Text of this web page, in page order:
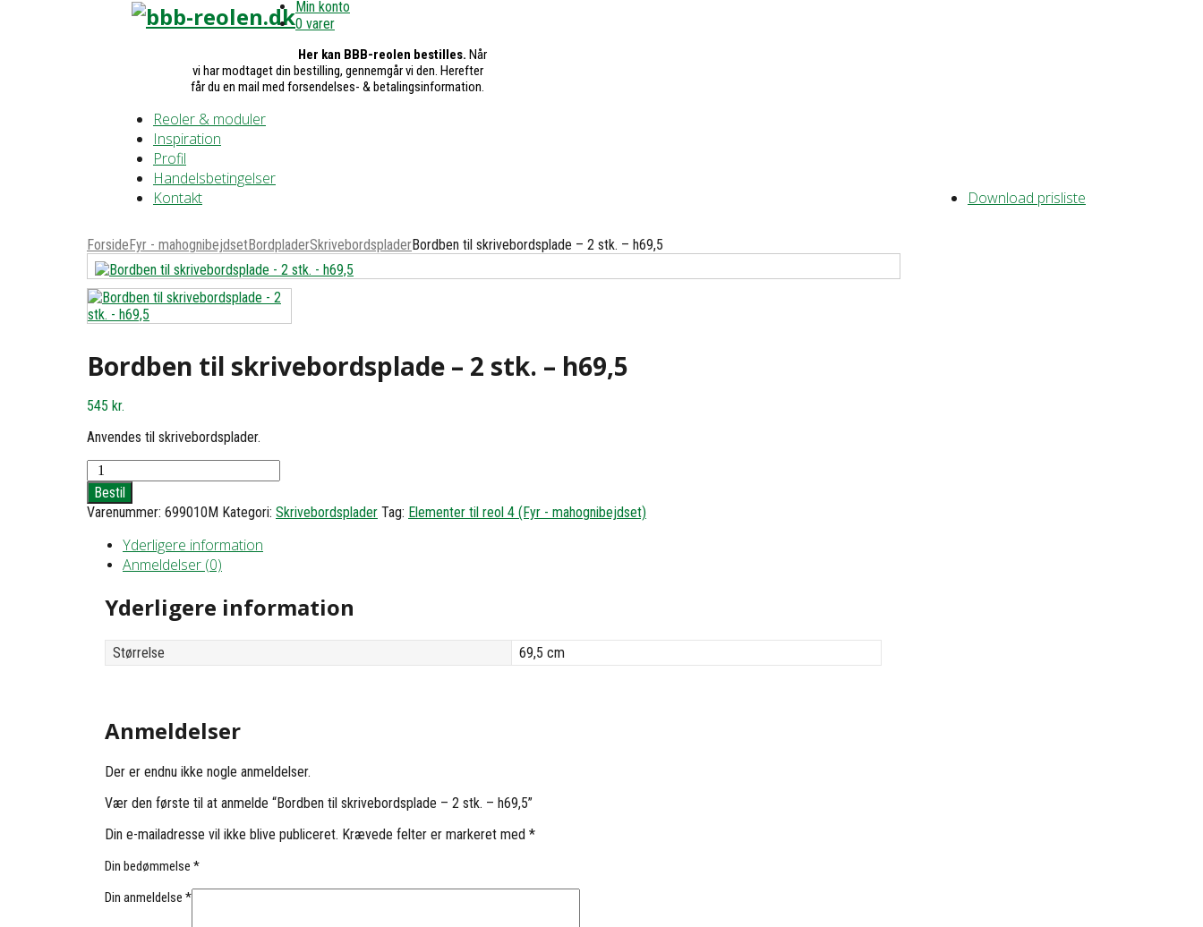
Min konto
0 varer
Her kan BBB-reolen bestilles. Når
vi har modtaget din bestilling, gennemgår vi den. Herefter
får du en mail med forsendelses- & betalingsinformation.
Reoler & moduler
Inspiration
Profil
Handelsbetingelser
Download prisliste
Kontakt
ForsideFyr - mahognibejdsetBordpladerSkrivebordspladerBordben til skrivebordsplade – 2 stk. – h69,5
Bordben til skrivebordsplade – 2 stk. – h69,5
545 kr.
Anvendes til skrivebordsplader.
Bordben
til
skrivebordsplade
-
Bestil
Varenummer: 699010M Kategori: Skrivebordsplader Tag: Elementer til reol 4 (Fyr - mahognibejdset)
Yderligere information
Anmeldelser (0)
Yderligere information
Størrelse 69,5 cm
Anmeldelser
Der er endnu ikke nogle anmeldelser.
Vær den første til at anmelde “Bordben til skrivebordsplade – 2 stk. – h69,5”
Din e-mailadresse vil ikke blive publiceret. Krævede felter er markeret med *
Din bedømmelse *
Din anmeldelse *